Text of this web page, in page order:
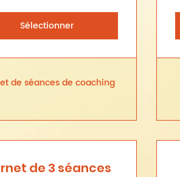
Sélectionner
de séances de coaching
de 3 séances